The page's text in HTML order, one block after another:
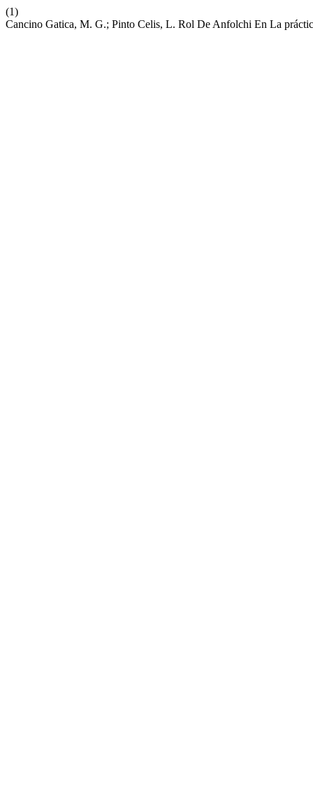
(1)
Cancino Gatica, M. G.; Pinto Celis, L. Rol De Anfolchi En La